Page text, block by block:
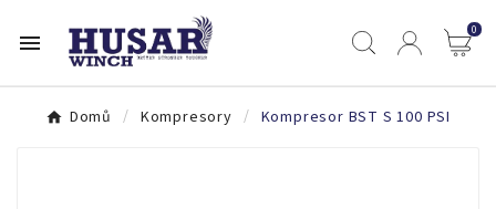
 0
Domů Kompresory Kompresor BST S 100 PSI